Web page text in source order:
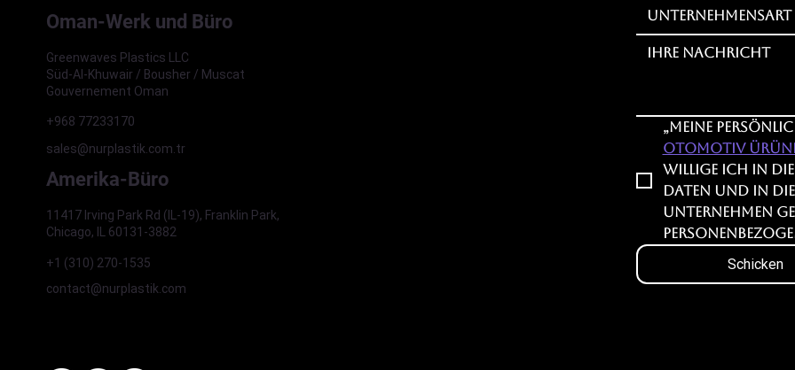
Oman-Werk und Büro
Greenwaves Plastics LLC
Süd-Al-Khuwair / Bousher / Muscat
Gouvernement Oman
+968 77233170
sales@nurplastik.com.tr
Amerika-Büro
11417 Irving Park Rd (IL-19), Franklin Park,
Chicago, IL 60131-3882
+1 (310) 270-1535
contact@nurplastik.com
Unternehmensart
„Meine
Otomotiv
willige ich in die
Daten und in
Unternehmen
Schicken